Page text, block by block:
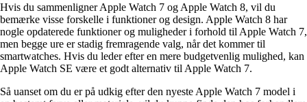
Hvis du sammenligner Apple Watch 7 og Apple Watch 8, vil du
bemærke visse forskelle i funktioner og design. Apple Watch 8 har
nogle opdaterede funktioner og muligheder i forhold til Apple Watch 7,
men begge ure er stadig fremragende valg, når det kommer til
smartwatches. Hvis du leder efter en mere budgetvenlig mulighed, kan
Apple Watch SE være et godt alternativ til Apple Watch 7.
Så uanset om du er på udkig efter den nyeste Apple Watch 7 model i